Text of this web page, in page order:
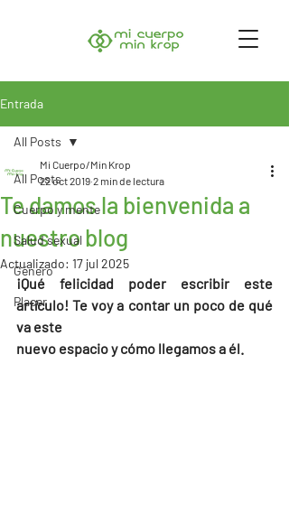
Entrada
All Posts
Cuerpo y mente
Salud sexual
Género
Placer
All Posts
Te damos la bienvenida a
nuestro blog
Mi Cuerpo/Min Krop
22 oct 2019 2 min de lectura
Actualizado: 17 jul 2025
¡Qué felicidad poder escribir este
artículo! Te voy a contar un poco de qué
va este
nuevo espacio y cómo llegamos a él.